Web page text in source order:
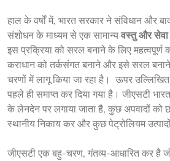
हाल के वर्षों में, भारत सरकार ने संविधान और
संशोधन के माध्यम से एक सामान्य वस्तु और
इस प्रक्रिया को सरल बनाने के लिए महत्वपूर्ण
कराधान को तर्कसंगत बनाने और इसे सरल
चरणों में लागू किया जा रहा है।  ऊपर
पहले ही समाप्त कर दिया गया है। जीएसटी
के लेनदेन पर लगाया जाता है, कुछ अपवादों को
स्थानीय निकाय कर और कुछ पेट्रोलियम
जीएसटी एक बहु-चरण, गंतव्य-आधारित कर है